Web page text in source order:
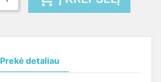
Prekė detaliau